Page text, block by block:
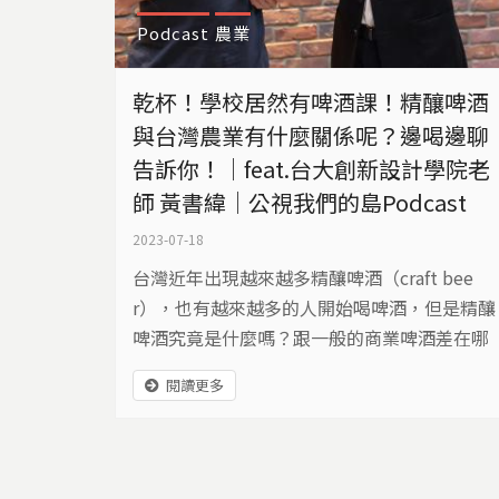
Podcast 農業
乾杯！學校居然有啤酒課！精釀啤酒
與台灣農業有什麼關係呢？邊喝邊聊
告訴你！｜feat.台大創新設計學院老
師 黃書緯｜公視我們的島Podcast
2023-07-18
台灣近年出現越來越多精釀啤酒（craft bee
r），也有越來越多的人開始喝啤酒，但是精釀
啤酒究竟是什麼嗎？跟一般的商業啤酒差在哪
裡？精釀又為何會比較貴呢？又有哪些台灣本
地的農產被運用在啤酒裡面呢？而當我們仍高
閱讀更多